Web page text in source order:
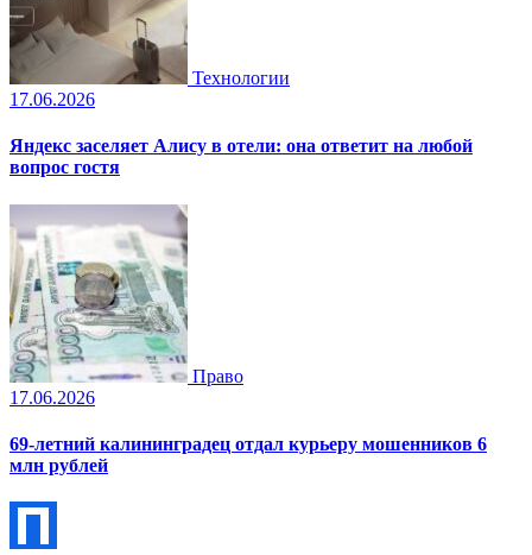
Технологии
17.06.2026
Яндекс заселяет Алису в отели: она ответит на любой
вопрос гостя
Право
17.06.2026
69-летний калининградец отдал курьеру мошенников 6
млн рублей